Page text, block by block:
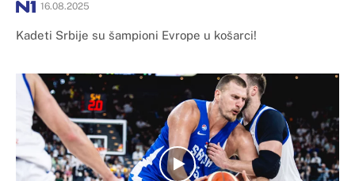
16.08.2025
Kadeti Srbije su šampioni Evrope u košarci!